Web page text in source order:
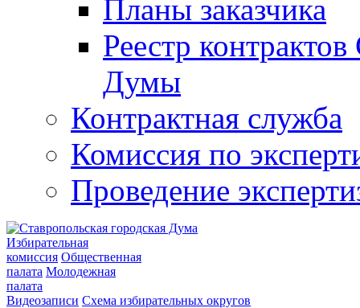
Планы заказчика
Реестр
Думы
Контрактная служба
Комиссия по
Проведение
Избирательная
комиссия Общественная
палата Молодежная
палата
Видеозаписи Схема избирательных округов